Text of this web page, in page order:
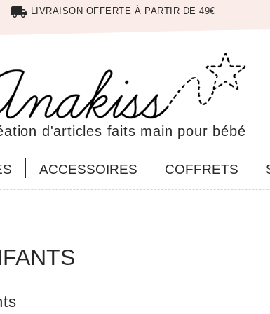
insert_emoticonDES CRÉATIONS 100%
d'articles faits main pour bébé
ACCESSOIRES COFFRETS